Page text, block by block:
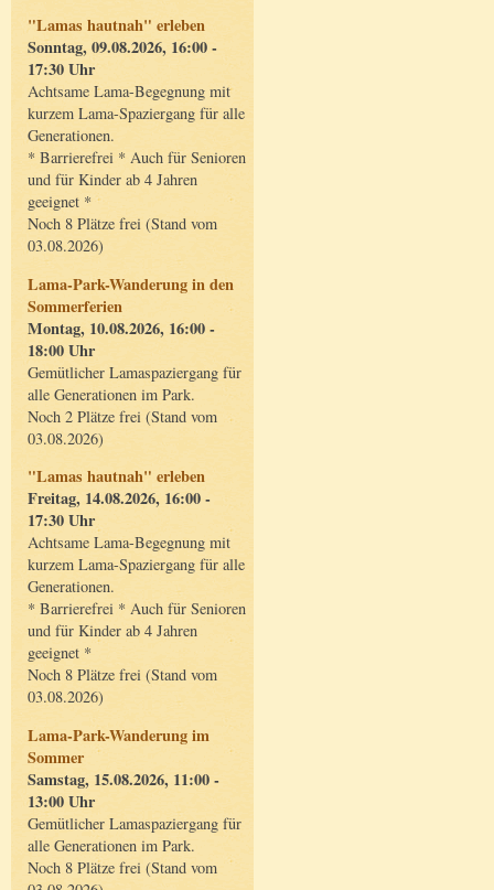
"Lamas hautnah" erleben
Sonntag, 09.08.2026, 16:00 -
17:30 Uhr
Achtsame Lama-Begegnung mit
kurzem Lama-Spaziergang für alle
Generationen.
* Barrierefrei * Auch für Senioren
und für Kinder ab 4 Jahren
geeignet *
Noch 8 Plätze frei (Stand vom
03.08.2026)
Lama-Park-Wanderung in den
Sommerferien
Montag, 10.08.2026, 16:00 -
18:00 Uhr
Gemütlicher Lamaspaziergang für
alle Generationen im Park.
Noch 2 Plätze frei (Stand vom
03.08.2026)
"Lamas hautnah" erleben
Freitag, 14.08.2026, 16:00 -
17:30 Uhr
Achtsame Lama-Begegnung mit
kurzem Lama-Spaziergang für alle
Generationen.
* Barrierefrei * Auch für Senioren
und für Kinder ab 4 Jahren
geeignet *
Noch 8 Plätze frei (Stand vom
03.08.2026)
Lama-Park-Wanderung im
Sommer
Samstag, 15.08.2026, 11:00 -
13:00 Uhr
Gemütlicher Lamaspaziergang für
alle Generationen im Park.
Noch 8 Plätze frei (Stand vom